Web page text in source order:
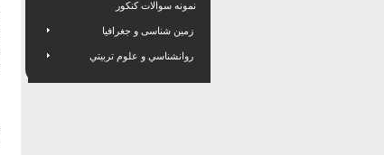
نمونه سوالات کنکور
زمین شناسی و جغرافیا
روانشناسي و علوم تربيتي